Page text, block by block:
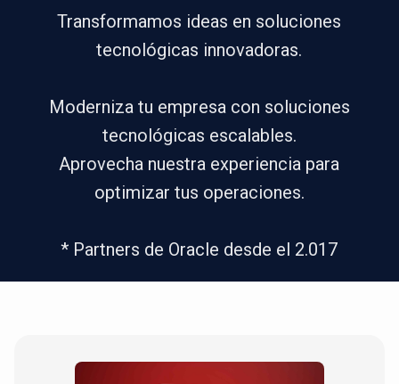
Transformamos ideas en soluciones
tecnológicas innovadoras.
Moderniza tu empresa con soluciones
tecnológicas escalables.
Aprovecha nuestra experiencia para
optimizar tus operaciones.
* Partners de Oracle desde el 2.017